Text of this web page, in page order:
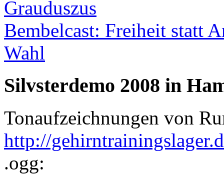
Grauduszus
Bembelcast: Freiheit statt
Wahl
Silvsterdemo 2008 in
Tonaufzeichnungen von
http://
.ogg: